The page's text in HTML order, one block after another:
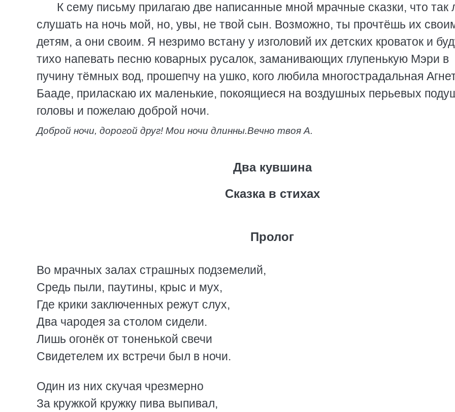
К сему письму прилагаю две написанные мной мрачные сказки, что так
слушать на ночь мой, но, увы, не твой сын. Возможно, ты прочтёшь их
детям, а они своим. Я незримо встану у изголовий их детских кроваток и
тихо напевать песню коварных русалок, заманивающих глупенькую Мэри в
пучину тёмных вод, прошепчу на ушко, кого любила многострадальная
Бааде, приласкаю их маленькие, покоящиеся на воздушных перьевых
головы и пожелаю доброй ночи.
Доброй ночи, дорогой друг! Мои ночи длинны.Вечно твоя А.
Два кувшина
Сказка в стихах
Пролог
Во мрачных залах страшных подземелий,
Средь пыли, паутины, крыс и мух,
Где крики заключенных режут слух,
Два чародея за столом сидели.
Лишь огонёк от тоненькой свечи
Свидетелем их встречи был в ночи.
Один из них скучая чрезмерно
За кружкой кружку пива выпивал,